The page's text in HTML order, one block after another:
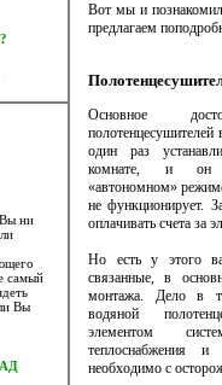
ни
самый
Вы
Вот мы и
предлагаем
Основное
один раз
комнате, и он
«автономном»
не функционирует.
оплачивать счета за
Но есть у этого
связанные, в
монтажа. Дело в
водяной
элементом
теплоснабжения
необходимо с